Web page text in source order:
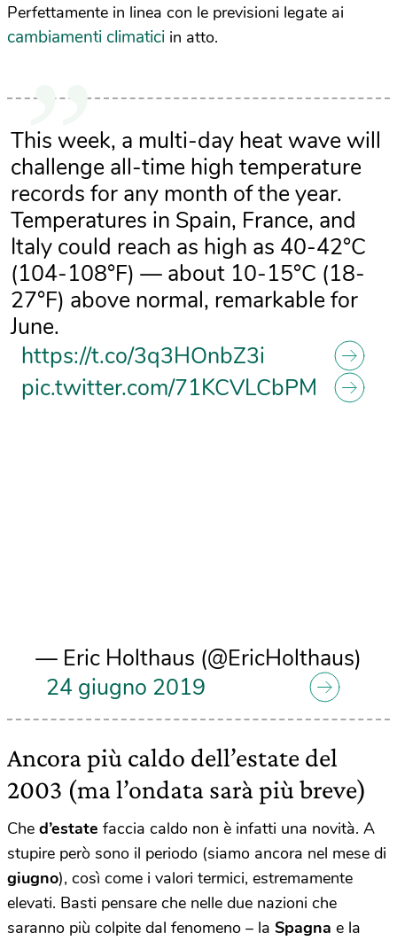
Perfettamente in linea con le previsioni legate ai
cambiamenti climatici in atto.
This week, a multi-day heat wave will
challenge all-time high temperature
records for any month of the year.
Temperatures in Spain, France, and
Italy could reach as high as 40-42°C
(104-108°F) — about 10-15°C (18-
27°F) above normal, remarkable for
June.
https://t.co/3q3HOnbZ3i
pic.twitter.com/71KCVLCbPM
— Eric Holthaus (@EricHolthaus)
24 giugno 2019
Ancora più caldo dell’estate del
2003 (ma l’ondata sarà più breve)
Che d’estate faccia caldo non è infatti una novità. A
stupire però sono il periodo (siamo ancora nel mese di
giugno), così come i valori termici, estremamente
elevati. Basti pensare che nelle due nazioni che
saranno più colpite dal fenomeno – la Spagna e la